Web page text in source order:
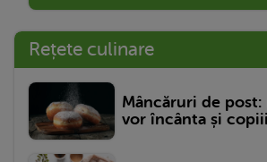
Rețete culinare
Mâncăruri de
vor încânta și copiii